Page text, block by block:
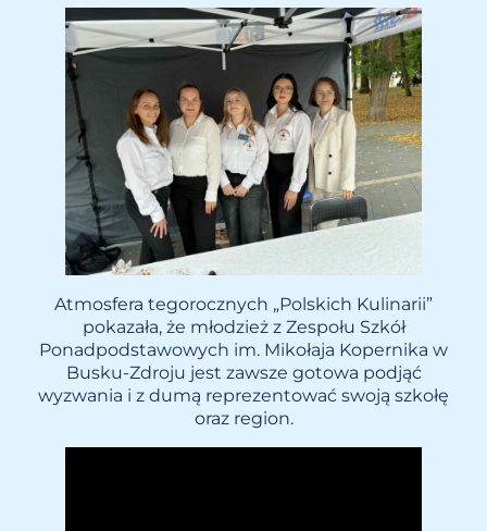
Atmosfera tegorocznych „Polskich Kulinarii”
pokazała, że młodzież z Zespołu Szkół
Ponadpodstawowych im. Mikołaja Kopernika w
Busku-Zdroju jest zawsze gotowa podjąć
wyzwania i z dumą reprezentować swoją szkołę
oraz region.